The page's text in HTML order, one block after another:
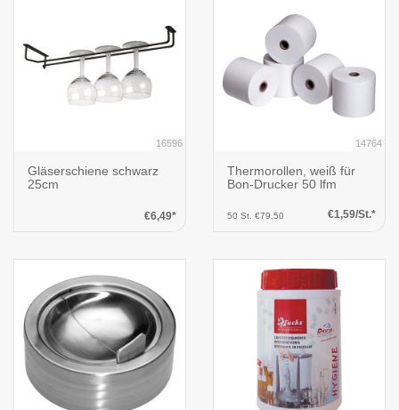
16596
Gläserschiene schwarz
25cm
€6,49*
14764
Thermorollen, weiß für
Bon-Drucker 50 lfm
50 St. €79,50 €1,59/St.*